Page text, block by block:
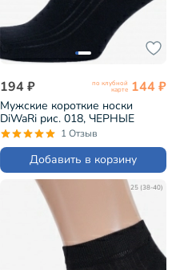
194 ₽ по клубной
карте 144 ₽
Мужские короткие носки
DiWaRi рис. 018, ЧЕРНЫЕ
(7С-37СП)
1 Отзыв
Добавить в корзину
25 (38-40)